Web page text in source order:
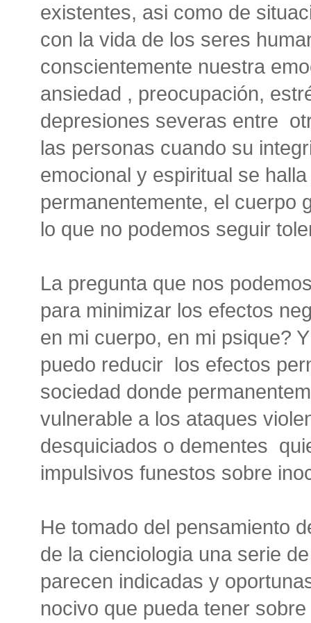
existentes, asi como de
con la vida de los seres
conscientemente nuestra
ansiedad , preocupación,
depresiones severas entre
las personas cuando su
emocional y espiritual se
permanentemente, el cuerpo
lo que no podemos seguir
La pregunta que nos
para minimizar los efectos
en mi cuerpo, en mi psique?
puedo reducir los efectos
sociedad donde
vulnerable a los ataques
desquiciados o dementes
impulsivos funestos sobre
He tomado del pensamiento
de la cienciologia una serie
parecen indicadas y
nocivo que pueda tener